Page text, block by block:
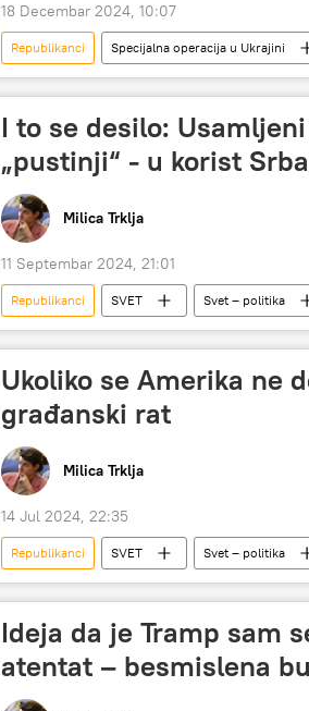
18 Decembar 2024, 10:07
Republikanci Specijalna operacija u Ukrajini
I to se desilo:
„pustinji“ - u korist Srba
Milica Trklja
11 Septembar 2024, 21:01
Republikanci SVET Svet – politika
Kamala Haris
Kosovo i Metohija (KiM)
Ukoliko se Amerika ne
građanski rat
Milica Trklja
14 Jul 2024, 22:35
Republikanci SVET Svet – politika
Amerika
atentat pokušaj
Ideja da je Tramp sam
atentat – besmislena